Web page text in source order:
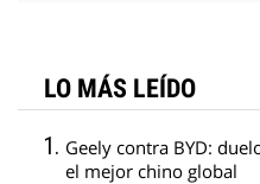
LO MÁS LEÍDO
Geely contra BYD:
el mejor chino global